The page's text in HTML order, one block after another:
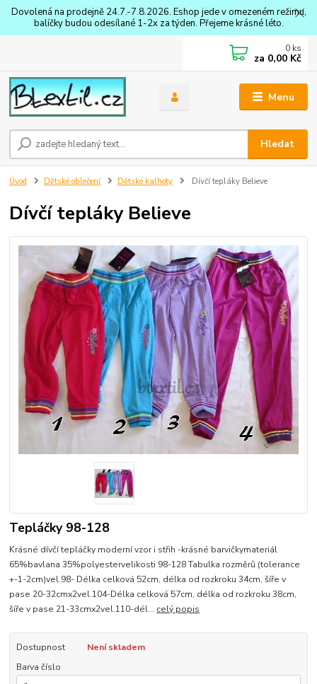
Dovolená na prodejně 24.7.-7.8.2026. Eshop jede v omezeném režimu,
balíčky budou odesílané 1-2x za týden. Přejeme krásné léto.
Menu
Hledat
0 ks
za 0,00 Kč
Úvod Dětské oblečení Dětské kalhoty Dívčí tepláky Believe
Dívčí tepláky Believe
Tepláčky 98-128
Krásné dívčí tepláčky moderní vzor i střih -krásné barvičkymateriál
65%bavlana 35%polyestervelikosti 98-128 Tabulka rozměrů (tolerance
+-1-2cm)vel.98- Délka celková 52cm, délka od rozkroku 34cm, šíře v
pase 20-32cmx2vel.104-Délka celková 57cm, délka od rozkroku 38cm,
šíře v pase 21-33cmx2vel.110-dél... celý popis
Dostupnost
Není skladem
Barva číslo